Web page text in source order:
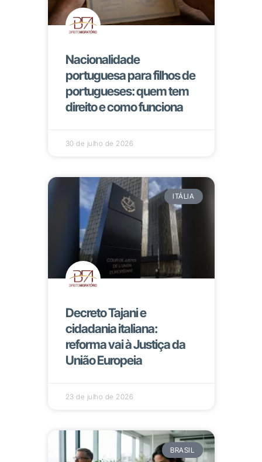
Nacionalidade
portuguesa para filhos de
portugueses: quem tem
direito e como funciona
30 de julho de 2026
ITÁLIA
Decreto Tajani e
cidadania italiana:
reforma vai à Justiça da
União Europeia
23 de julho de 2026
BRASIL